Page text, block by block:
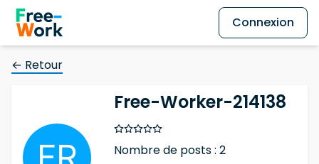
Connexion
← Retour
Free-Worker-214138
Nombre de posts : 2